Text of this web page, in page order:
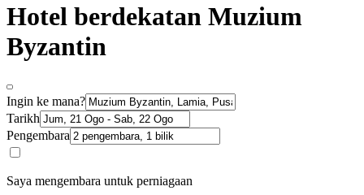
Hotel berdekatan Muzium
Byzantin
Ingin ke mana?
Tarikh
Pengembara
Saya mengembara untuk perniagaan